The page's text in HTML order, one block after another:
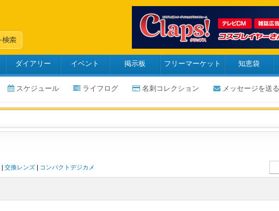
ダイアリー イベント 掲示板 フリーマーケット 知恵袋
スケジュール ライフログ 名刺コレクション メッセージを送る
交換レンズ コンパクトデジカメ